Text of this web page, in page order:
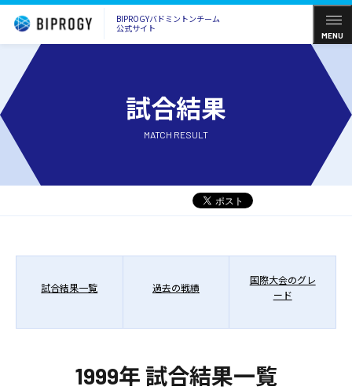
BIPROGYバドミントンチーム
公式サイト
MENU
試合結果
MATCH RESULT
試合結果一覧 過去の戦績
国際大会のグレ
ード
1999年 試合結果一覧